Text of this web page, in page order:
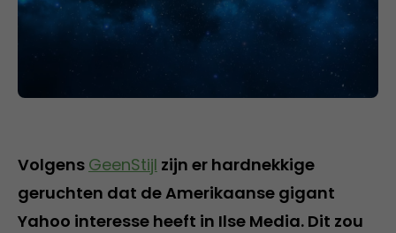
Volgens GeenStijl zijn er hardnekkige
geruchten dat de Amerikaanse gigant
Yahoo interesse heeft in Ilse Media. Dit zou